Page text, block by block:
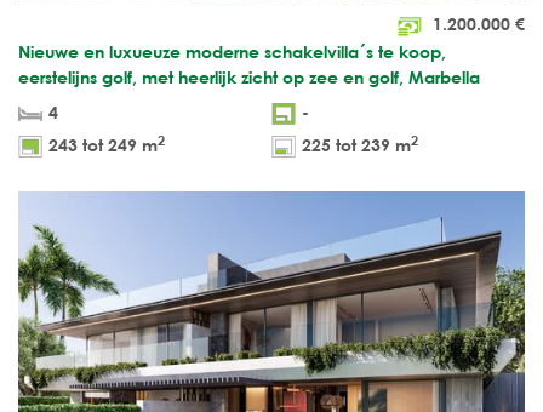
1.200.000 €
Nieuwe en luxueuze moderne schakelvilla´s te koop,
eerstelijns golf, met heerlijk zicht op zee en golf, Marbella
4
-
243 tot 249 m2 225 tot 239 m2